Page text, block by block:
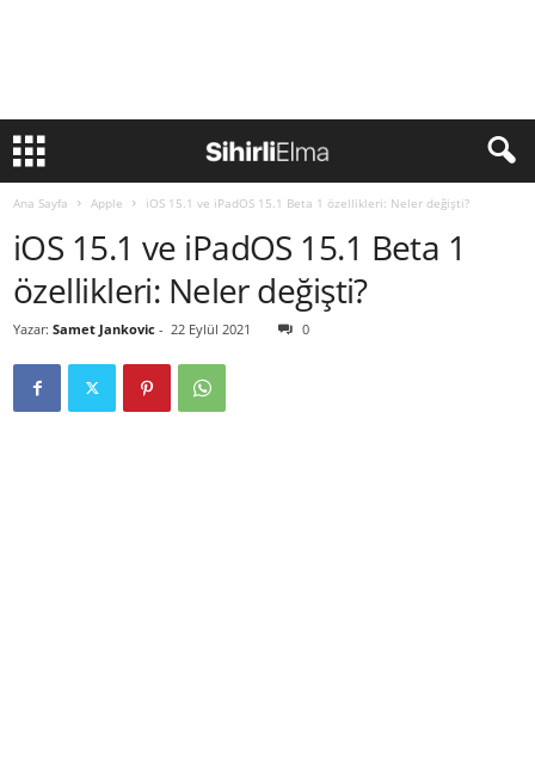
Ana Sayfa Apple iOS 15.1 ve iPadOS 15.1 Beta 1 özellikleri: Neler değişti?
iOS 15.1 ve iPadOS 15.1 Beta 1
özellikleri: Neler değişti?
Yazar: Samet Jankovic - 22 Eylül 2021 0